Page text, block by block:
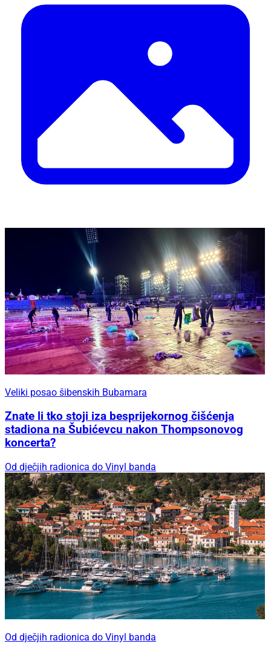
Veliki posao šibenskih Bubamara
Znate li tko stoji iza besprijekornog čišćenja
stadiona na Šubićevcu nakon Thompsonovog
koncerta?
Od dječjih radionica do Vinyl banda
Od dječjih radionica do Vinyl banda